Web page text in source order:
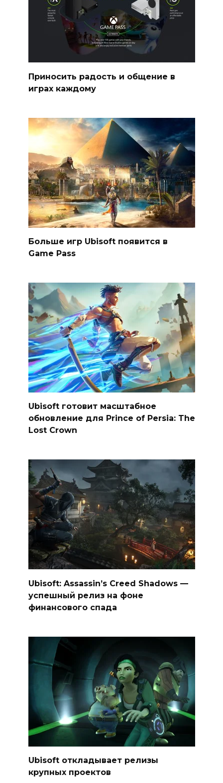
Приносить радость и общение в
играх каждому
Больше игр Ubisoft появится в
Game Pass
Ubisoft готовит масштабное
обновление для Prince of Persia: The
Lost Crown
Ubisoft: Assassin’s Creed Shadows —
успешный релиз на фоне
финансового спада
Ubisoft откладывает релизы
крупных проектов